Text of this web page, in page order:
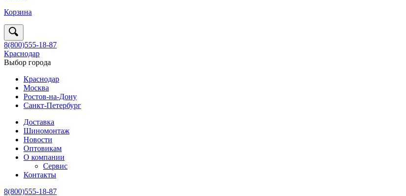
Корзина
8(800)555-18-87
Краснодар
Выбор города
Краснодар
Москва
Ростов-на-Дону
Санкт-Петербург
Доставка
Шиномонтаж
Новости
Оптовикам
О компании
Сервис
Контакты
8(800)555-18-87